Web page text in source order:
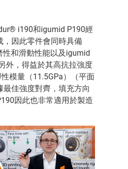
i190和igumid P190經
，因此零件會同時具備
和滑動性能以及igumid
外，得益於其高抗拉強度
性模量（11.5GPa）（平面
最佳強度對齊，填充方向
因此也非常適用於製造